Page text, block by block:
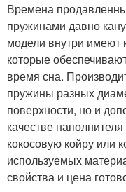
Времена
пружинами давно
модели внутри имеют
которые
время сна.
пружины разных
поверхности, но и
качестве
кокосовую койру или
используемых
свойства и цена